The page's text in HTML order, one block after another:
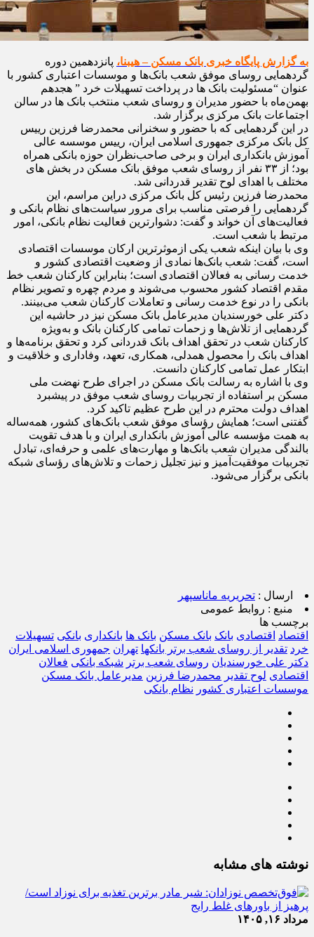
به گزارش پایگاه خبری بانک مسکن – هیبنا، پانزدهمین دوره
گردهمایی روسای موفق شعب بانک‌ها و موسسات اعتباری کشور با
عنوان “مسئولیت بانک ها در پرداخت تسهیلات خرد ” هجدهم
بهمن‌ماه با حضور مدیران و روسای شعب منتخب بانک ها در سالن
اجتماعات بانک مرکزی برگزار شد.
در این گردهمایی که با حضور و سخنرانی محمدرضا فرزین رییس
کل بانک مرکزی جمهوری اسلامی ایران، رییس موسسه عالی
آموزش بانکداری ایران و برخی صاحب‌نظران حوزه بانکی همراه
بود؛ از ۳۳ نفر از روسای شعب موفق بانک مسکن در بخش های
مختلف با اهدای لوح تقدیر قدردانی شد.
محمدرضا فرزین رئیس کل بانک مرکزی دراین مراسم، این
گردهمایی را فرصتی مناسب برای مرور سیاست‌های نظام بانکی و
فعالیت‌های آن خواند و گفت: دشوارترین فعالیت نظام بانکی، امور
مرتبط با شعب است.
وی با بیان اینکه شعب یکی ازموثرترین ارکان موسسات اقتصادی
است، گفت: شعب بانک‌ها نمادی از وضعیت اقتصادی کشور و
خدمت رسانی به فعالان اقتصادی است؛ بنابراین کارکنان شعب خط
مقدم اقتصاد کشور محسوب می‌شوند و مردم چهره و تصویر نظام
بانکی را در نوع خدمت رسانی و تعاملات کارکنان شعب می‌بینند.
دکتر علی خورسندیان مدیرعامل بانک مسکن نیز در حاشیه این
گردهمایی از تلاش‌ها و زحمات تمامی کارکنان بانک و به‌ویژه
کارکنان شعب در تحقق اهداف بانک قدردانی کرد و تحقق برنامه‌ها و
اهداف بانک را محصول همدلی، همکاری، تعهد، وفاداری و خلاقیت و
ابتکار عمل تمامی کارکنان دانست.
وی با اشاره به رسالت بانک مسکن در اجرای طرح نهضت ملی
مسکن بر استفاده از تجربیات روسای شعب موفق در پیشبرد
اهداف دولت محترم در این طرح عظیم تاکید کرد.
گفتنی است؛ همایش رؤسای موفق شعب بانک‌های کشور، همه‌ساله
به همت مؤسسه عالی آموزش بانکداری ایران و با هدف تقویت
بالندگی مدیران شعب بانک‌ها و مهارت‌های علمی و حرفه‌ای، تبادل
تجربیات موفقیت‌آمیز و نیز تجلیل زحمات و تلاش‌های رؤسای شبکه
بانکی برگزار می‌شود.
ارسال : تحریریه ماناسپهر
منبع : روابط عمومی
برچسب ها
اقتصاد اقتصادی بانک بانک مسکن بانک ها بانکداری بانکی تسهیلات
خرد تقدیر از روسای شعب برتر بانکها تهران جمهوری اسلامی ایران
دکتر علی خورسندیان روسای شعب برتر شبکه بانکی فعالان
اقتصادی لوح تقدیر محمدرضا فرزین مدیرعامل بانک مسکن
موسسات اعتباری کشور نظام بانکی
نوشته های مشابه
مرداد ۱۶, ۱۴۰۵